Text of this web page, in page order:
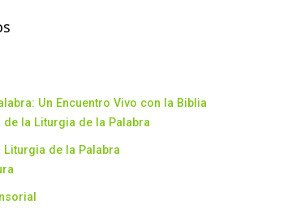
Un Encuentro Vivo con la Biblia
de la Liturgia de la Palabra
Liturgia de la Palabra